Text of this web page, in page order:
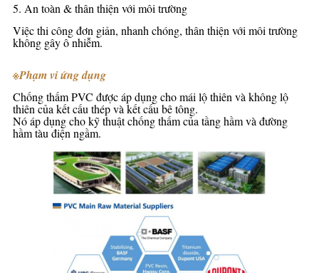
5. An toàn & thân thiện với môi trường
Việc thi công đơn giản, nhanh chóng, thân thiện với môi trường
không gây ô nhiễm.
※Phạm vi ứng dụng
Chống thấm PVC được áp dụng cho mái lộ thiên và không lộ
thiên của kết cấu thép và kết cấu bê tông.
Nó áp dụng cho kỹ thuật chống thấm của tầng hầm và đường
hầm tàu ​​điện ngầm.